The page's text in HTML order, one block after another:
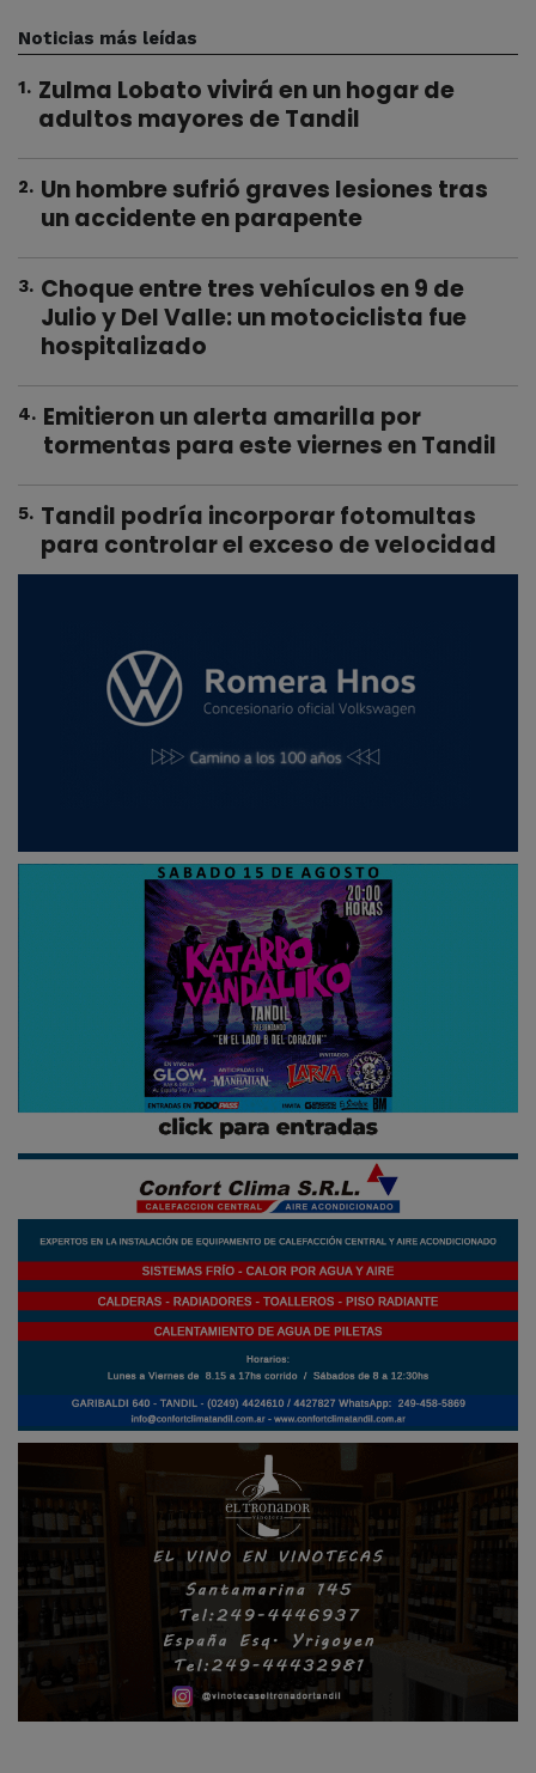
Noticias más leídas
1. Zulma Lobato vivirá en un hogar de
adultos mayores de Tandil
2. Un hombre sufrió graves lesiones tras
un accidente en parapente
3. Choque entre tres vehículos en 9 de
Julio y Del Valle: un motociclista fue
hospitalizado
4. Emitieron un alerta amarilla por
tormentas para este viernes en Tandil
5. Tandil podría incorporar fotomultas
para controlar el exceso de velocidad